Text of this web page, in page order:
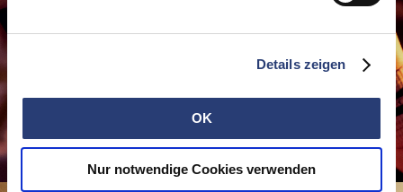
Details zeigen
OK
Nur notwendige Cookies verwenden